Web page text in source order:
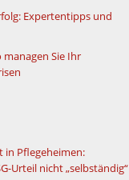
Expertentipps und
managen Sie Ihr
in Pflegeheimen:
Urteil nicht „selbständig“